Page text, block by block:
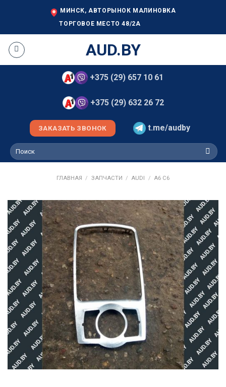
МИНСК, АВТОРЫНОК МАЛИНОВКА
ТОРГОВОЕ МЕСТО 48/2А
AUD.BY
+375 (29) 657 10 61
+375 (29) 632 26 72
ЗАКАЗАТЬ ЗВОНОК t.me/audby
Искать:
ГЛАВНАЯ / ЗАПЧАСТИ / AUDI / A6 C6